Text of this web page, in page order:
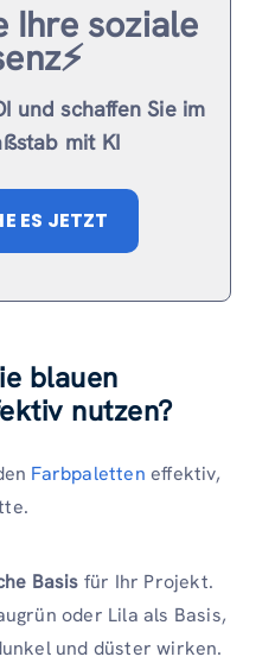
Ihre soziale
und schaffen Sie im
mit KI
ES JETZT
blauen
nutzen?
Farbpaletten effektiv,
Basis für Ihr Projekt.
oder Lila als Basis,
und düster wirken.